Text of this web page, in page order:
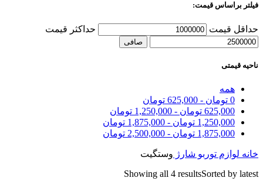
فیلتر براساس قیمت:
حداقل قیمت حداكثر قيمت
صافی
ناحیه قیمتی
همه
0 تومان -
625,000 تومان
625,000 تومان -
1,250,000 تومان
1,250,000 تومان -
1,875,000 تومان
1,875,000 تومان -
2,500,000 تومان
خانه لوازم توربو شارژ وستگیت
Showing all 4 resultsSorted by latest